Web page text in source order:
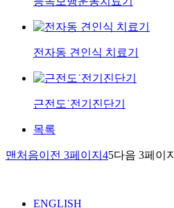
전자동 견인식 치료기
근전도˙전기진단기
목록
맨처음이전 3페이지 45다음 3페이지
ENGLISH